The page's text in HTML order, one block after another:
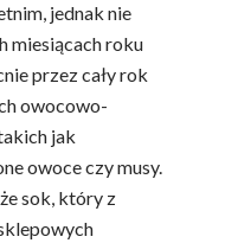
jednak nie
miesiącach roku
przez cały rok
owocowo-
jak
owoce czy musy.
sok, który z